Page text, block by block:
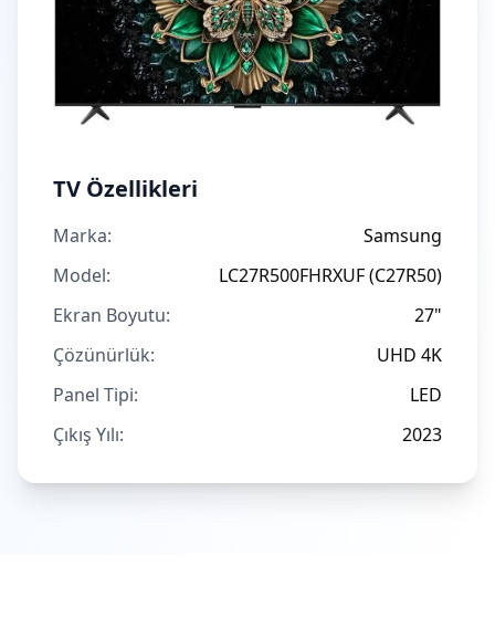
TV Özellikleri
Marka:
Samsung
Model:
LC27R500FHRXUF (C27R50)
Ekran Boyutu:
27"
Çözünürlük:
UHD 4K
Panel Tipi:
LED
Çıkış Yılı:
2023